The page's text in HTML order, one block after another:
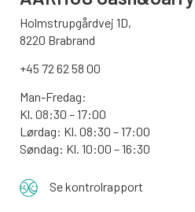
Holmstrupgårdvej 1D,
8220 Brabrand
+45 72 62 58 00
Man-Fredag:
Kl. 08:30 – 17:00
Lørdag: Kl. 08:30 – 17:00
Søndag: Kl. 10:00 – 16:30
Se kontrolrapport